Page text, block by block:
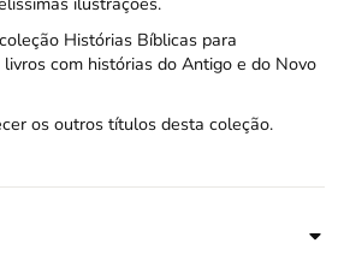
Histórias Bíblicas para
livros com histórias do Antigo e do Novo
os outros títulos desta coleção.